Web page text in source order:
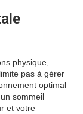
physique,
pas à gérer
optimal
sommeil
et votre